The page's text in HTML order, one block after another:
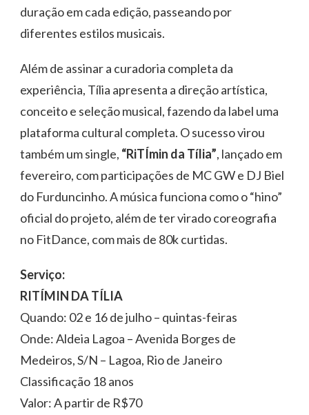
duração em cada edição, passeando por
diferentes estilos musicais.
Além de assinar a curadoria completa da
experiência, Tília apresenta a direção artística,
conceito e seleção musical, fazendo da label uma
plataforma cultural completa. O sucesso virou
também um single, “RiTÍmin da Tília”, lançado em
fevereiro, com participações de MC GW e DJ Biel
do Furduncinho. A música funciona como o “hino”
oficial do projeto, além de ter virado coreografia
no FitDance, com mais de 80k curtidas.
Serviço:
RITÍMIN DA TÍLIA
Quando: 02 e 16 de julho – quintas-feiras
Onde: Aldeia Lagoa – Avenida Borges de
Medeiros, S/N – Lagoa, Rio de Janeiro
Classificação 18 anos
Valor: A partir de R$70